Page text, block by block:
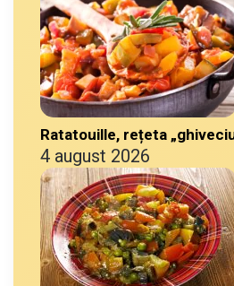
Ratatouille, rețeta
4 august 2026